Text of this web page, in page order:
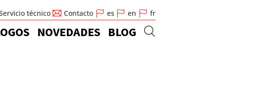
técnico Contacto es en fr
NOVEDADES BLOG